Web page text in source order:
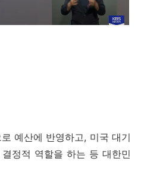
예산에 반영하고, 미국 대기
정적 역할을 하는 등 대한민